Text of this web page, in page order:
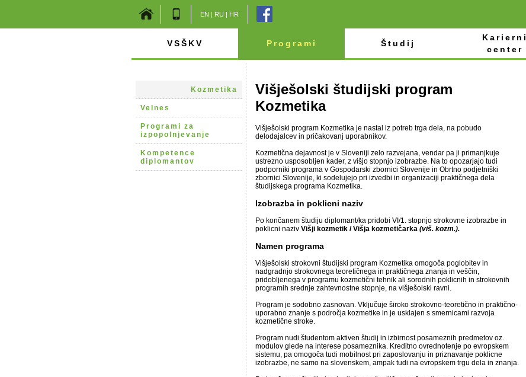
EN | RU | HR
VSŠKV Programi Študij
Karierni
center
Kozmetika
Velnes
Programi za
izpopolnjevanje
Kompetence
diplomantov
Višješolski študijski program
Kozmetika
Višješolski program Kozmetika je nastal iz potreb trga dela, na pobudo
delodajalcev in pričakovanj uporabnikov.
Kozmetična dejavnost je v Sloveniji zelo razvejana, vendar pa ji primanjkuje
ustrezno usposobljen kader, z višjo stopnjo izobrazbe. Na to opozarjajo tudi
podporniki programa v Gospodarski zbornici Slovenije in Obrtno podjetniški
zbornici Slovenije, ki sodelujejo pri izvedbi in organizaciji praktičnega dela
študijskega programa Kozmetika.
Izobrazba in poklicni naziv
Po končanem študiju diplomant/ka pridobi VI/1. stopnjo strokovne izobrazbe in
poklicni naziv Višji kozmetik / Višja kozmetičarka (viš. kozm.).
Namen programa
Višješolski strokovni študijski program Kozmetika omogoča poglobitev in
nadgradnjo strokovnega teoretičnega in praktičnega znanja in veščin,
pridobljenega v programu kozmetični tehnik ali sorodnih poklicnih in strokovnih
programih srednje zahtevnostne stopnje, na višješolski ravni.
Program je sodobno zasnovan. Vključuje široko strokovno-teoretično in praktično-
uporabno znanje s področja kozmetike in je usklajen s smernicami razvoja
kozmetične stroke.
Program nudi študentom aktiven študij in izbirnost posameznih predmetov oz.
modulov glede na interese posameznika. Kreditno ovrednotenje po evropskem
sistemu, pa omogoča tudi mobilnost pri zaposlovanju in priznavanje poklicne
izobrazbe, ne samo na slovenskem, ampak tudi na evropskem trgu dela in znanja.